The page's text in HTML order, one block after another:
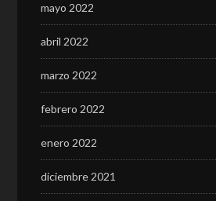
mayo 2022
abril 2022
marzo 2022
febrero 2022
enero 2022
diciembre 2021